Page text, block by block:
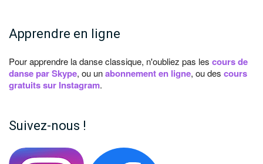
Apprendre en ligne
Pour apprendre la danse classique, n'oubliez pas les cours de
danse par Skype, ou unabonnement en ligne, ou des cours
gratuits sur Instagram.
Suivez-nous !